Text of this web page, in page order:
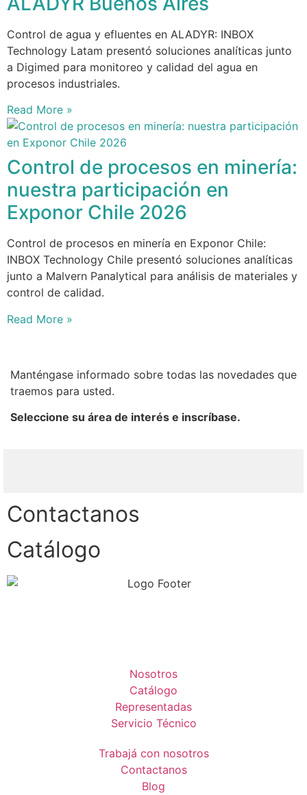
Control de agua y efluentes en ALADYR: INBOX
Technology Latam presentó soluciones analíticas junto
a Digimed para monitoreo y calidad del agua en
procesos industriales.
Read More »
Control de procesos en minería:
nuestra participación en
Exponor Chile 2026
Control de procesos en minería en Exponor Chile:
INBOX Technology Chile presentó soluciones analíticas
junto a Malvern Panalytical para análisis de materiales y
control de calidad.
Read More »
Manténgase informado sobre todas las novedades que
traemos para usted.
Seleccione su área de interés e inscríbase.
Contactanos
Catálogo
Nosotros
Catálogo
Representadas
Servicio Técnico
Trabajá con nosotros
Contactanos
Blog